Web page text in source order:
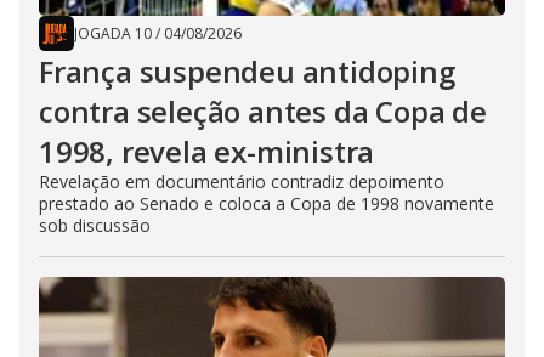
JOGADA 10/ 04/08/2026
França suspendeu antidoping
contra seleção antes da Copa de
1998, revela ex-ministra
Revelação em documentário contradiz depoimento
prestado ao Senado e coloca a Copa de 1998 novamente
sob discussão